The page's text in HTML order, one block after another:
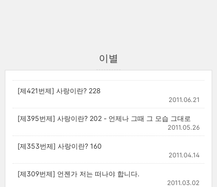
이별
[제421번제] 사랑이란? 228
2011.06.21
[제395번제] 사랑이란? 202 - 언제나 그때 그 모습 그대로
2011.05.26
[제353번제] 사랑이란? 160
2011.04.14
[제309번제] 언젠가 저는 떠나야 합니다.
2011.03.02